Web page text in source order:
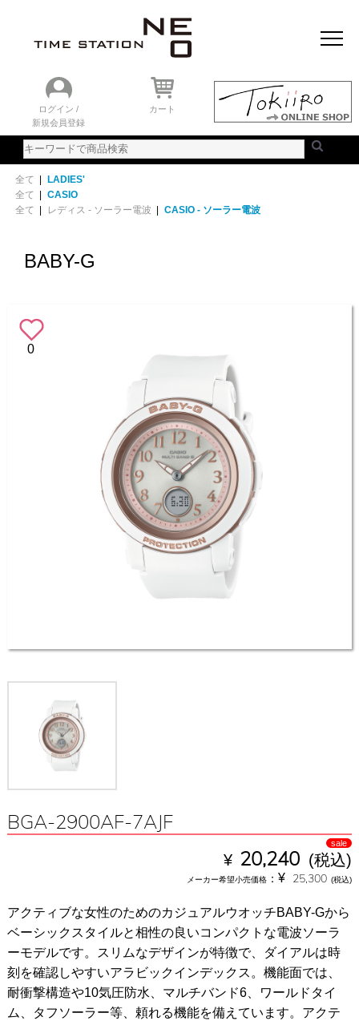
ログイン /
新規会員登録
カート
全て | LADIES'
全て | CASIO
全て | レディス - ソーラー電波 | CASIO - ソーラー電波
BABY-G
0
BGA-2900AF-7AJF
sale
¥ 20,240 (税込)
メーカー希望小売価格 ：¥ 25,300 (税込)
アクティブな女性のためのカジュアルウオッチBABY-Gから
ベーシックスタイルと相性の良いコンパクトな電波ソーラ
ーモデルです。スリムなデザインが特徴で、ダイアルは時
刻を確認しやすいアラビックインデックス。機能面では、
耐衝撃構造や10気圧防水、マルチバンド6、ワールドタイ
ム、タフソーラー等、頼れる機能を備えています。アクテ
おすすめアイテム
ニュース＆トピック
時計を探す
ランキング
ご利用ガイド